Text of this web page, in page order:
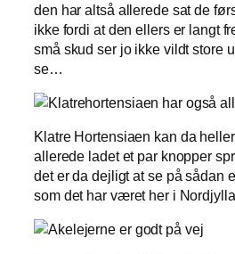
den har altså allerede sat de
ikke fordi at den ellers er langt
små skud ser jo ikke vildt store
se…
Klatre Hortensiaen kan da
allerede ladet et par knopper
det er da dejligt at se på sådan
som det har været her i